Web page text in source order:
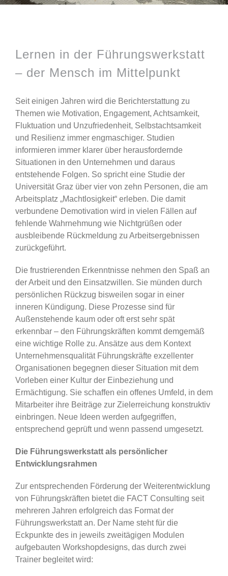
Lernen in der Führungswerkstatt
– der Mensch im Mittelpunkt
Seit einigen Jahren wird die Berichterstattung zu
Themen wie Motivation, Engagement, Achtsamkeit,
Fluktuation und Unzufriedenheit, Selbstachtsamkeit
und Resilienz immer engmaschiger. Studien
informieren immer klarer über herausfordernde
Situationen in den Unternehmen und daraus
entstehende Folgen. So spricht eine Studie der
Universität Graz über vier von zehn Personen, die am
Arbeitsplatz „Machtlosigkeit“ erleben. Die damit
verbundene Demotivation wird in vielen Fällen auf
fehlende Wahrnehmung wie Nichtgrüßen oder
ausbleibende Rückmeldung zu Arbeitsergebnissen
zurückgeführt.
Die frustrierenden Erkenntnisse nehmen den Spaß an
der Arbeit und den Einsatzwillen. Sie münden durch
persönlichen Rückzug bisweilen sogar in einer
inneren Kündigung. Diese Prozesse sind für
Außenstehende kaum oder oft erst sehr spät
erkennbar – den Führungskräften kommt demgemäß
eine wichtige Rolle zu. Ansätze aus dem Kontext
Unternehmensqualität Führungskräfte exzellenter
Organisationen begegnen dieser Situation mit dem
Vorleben einer Kultur der Einbeziehung und
Ermächtigung. Sie schaffen ein offenes Umfeld, in dem
Mitarbeiter ihre Beiträge zur Zielerreichung konstruktiv
einbringen. Neue Ideen werden aufgegriffen,
entsprechend geprüft und wenn passend umgesetzt.
Die Führungswerkstatt als persönlicher
Entwicklungsrahmen
Zur entsprechenden Förderung der Weiterentwicklung
von Führungskräften bietet die FACT Consulting seit
mehreren Jahren erfolgreich das Format der
Führungswerkstatt an. Der Name steht für die
Eckpunkte des in jeweils zweitägigen Modulen
aufgebauten Workshopdesigns, das durch zwei
Trainer begleitet wird: